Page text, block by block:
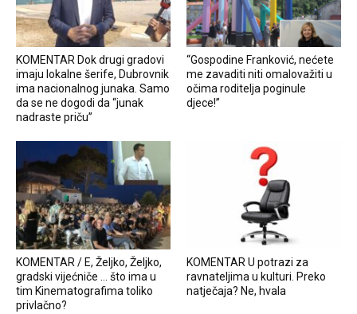
KOMENTAR Dok drugi gradovi
imaju lokalne šerife, Dubrovnik
ima nacionalnog junaka. Samo
da se ne dogodi da “junak
nadraste priču”
“Gospodine Franković, nećete
me zavaditi niti omalovažiti u
očima roditelja poginule
djece!”
KOMENTAR / E, Željko, Željko,
gradski vijećniče … što ima u
tim Kinematografima toliko
privlačno?
KOMENTAR U potrazi za
ravnateljima u kulturi. Preko
natječaja? Ne, hvala